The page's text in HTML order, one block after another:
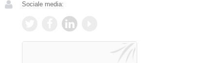
Sociale media: